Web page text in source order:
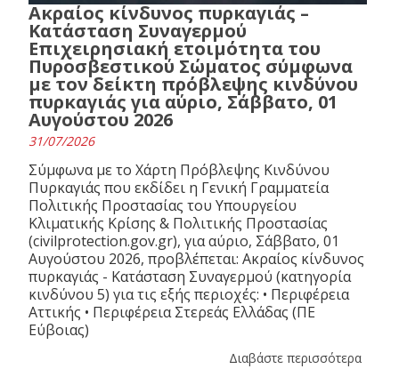
Ακραίος κίνδυνος πυρκαγιάς –
Κατάσταση Συναγερμού
Επιχειρησιακή ετοιμότητα του
Πυροσβεστικού Σώματος σύμφωνα
με τον δείκτη πρόβλεψης κινδύνου
πυρκαγιάς για αύριο, Σάββατο, 01
Αυγούστου 2026
31/07/2026
Σύμφωνα με το Χάρτη Πρόβλεψης Κινδύνου
Πυρκαγιάς που εκδίδει η Γενική Γραμματεία
Πολιτικής Προστασίας του Υπουργείου
Κλιματικής Κρίσης & Πολιτικής Προστασίας
(civilprotection.gov.gr), για αύριο, Σάββατο, 01
Αυγούστου 2026, προβλέπεται: Ακραίος κίνδυνος
πυρκαγιάς - Κατάσταση Συναγερμού (κατηγορία
κινδύνου 5) για τις εξής περιοχές: • Περιφέρεια
Αττικής • Περιφέρεια Στερεάς Ελλάδας (ΠΕ
Εύβοιας)
Διαβάστε περισσότερα